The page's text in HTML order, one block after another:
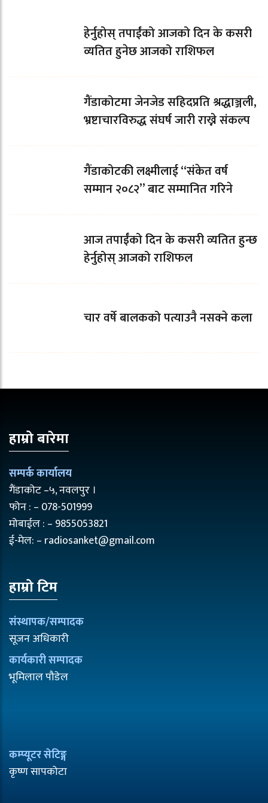
हेर्नुहोस् तपाईंको आजको दिन के कसरी
व्यतित हुनेछ आजको राशिफल
गैंडाकोटमा जेनजेड सहिदप्रति श्रद्धाञ्जली,
भ्रष्टाचारविरुद्ध संघर्ष जारी राख्ने संकल्प
गैंडाकोटकी लक्ष्मीलाई “संकेत वर्ष
सम्मान २०८२” बाट सम्मानित गरिने
आज तपाईँको दिन के कसरी व्यतित हुन्छ
हेर्नुहोस् आजको राशिफल
चार वर्षे बालकको पत्याउनै नसक्ने कला
हाम्रो बारेमा
सम्पर्क कार्यालय
गैंडाकोट –५, नवलपुर ।
फोन : – 078-501999
मोबाईल : – 9855053821
ई-मेल: – radiosanket@gmail.com
हाम्रो टिम
संस्थापक/सम्पादक
सूजन अधिकारी
कार्यकारी सम्पादक
भूमिलाल पौडेल
कम्प्यूटर सेटिङ्ग
कृष्ण सापकोटा